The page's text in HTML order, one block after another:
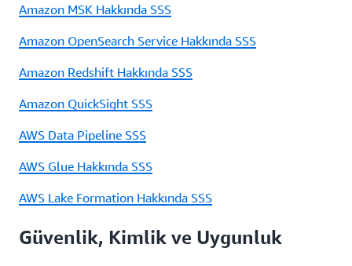
Amazon MSK Hakkında SSS
Amazon OpenSearch Service Hakkında SSS
Amazon Redshift Hakkında SSS
Amazon QuickSight SSS
AWS Data Pipeline SSS
AWS Glue Hakkında SSS
AWS Lake Formation Hakkında SSS
Güvenlik, Kimlik ve Uygunluk